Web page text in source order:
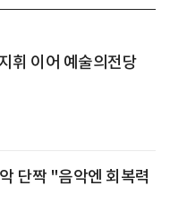
휘 이어 예술의전당
단짝 "음악엔 회복력